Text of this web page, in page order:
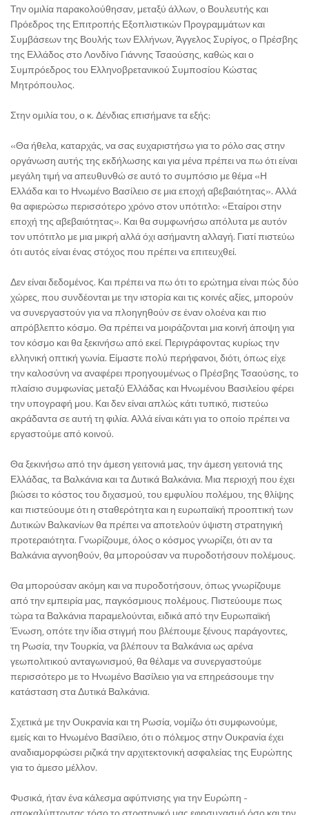
Την ομιλία παρακολούθησαν, μεταξύ άλλων, ο Βουλευτής και
Πρόεδρος της Επιτροπής Εξοπλιστικών Προγραμμάτων και
Συμβάσεων της Βουλής των Ελλήνων, Άγγελος Συρίγος, ο Πρέσβης
της Ελλάδος στο Λονδίνο Γιάννης Τσαούσης, καθώς και ο
Συμπρόεδρος του Ελληνοβρετανικού Συμποσίου Κώστας
Μητρόπουλος.
Στην ομιλία του, ο κ. Δένδιας επισήμανε τα εξής:
«Θα ήθελα, καταρχάς, να σας ευχαριστήσω για το ρόλο σας στην
οργάνωση αυτής της εκδήλωσης και για μένα πρέπει να πω ότι είναι
μεγάλη τιμή να απευθυνθώ σε αυτό το συμπόσιο με θέμα «Η
Ελλάδα και το Ηνωμένο Βασίλειο σε μια εποχή αβεβαιότητας». Αλλά
θα αφιερώσω περισσότερο χρόνο στον υπότιτλο: «Εταίροι στην
εποχή της αβεβαιότητας». Και θα συμφωνήσω απόλυτα με αυτόν
τον υπότιτλο με μια μικρή αλλά όχι ασήμαντη αλλαγή. Γιατί πιστεύω
ότι αυτός είναι ένας στόχος που πρέπει να επιτευχθεί.
Δεν είναι δεδομένος. Και πρέπει να πω ότι το ερώτημα είναι πώς δύο
χώρες, που συνδέονται με την ιστορία και τις κοινές αξίες, μπορούν
να συνεργαστούν για να πλοηγηθούν σε έναν ολοένα και πιο
απρόβλεπτο κόσμο. Θα πρέπει να μοιράζονται μια κοινή άποψη για
τον κόσμο και θα ξεκινήσω από εκεί. Περιγράφοντας κυρίως την
ελληνική οπτική γωνία. Είμαστε πολύ περήφανοι, διότι, όπως είχε
την καλοσύνη να αναφέρει προηγουμένως ο Πρέσβης Τσαούσης, το
πλαίσιο συμφωνίας μεταξύ Ελλάδας και Ηνωμένου Βασιλείου φέρει
την υπογραφή μου. Και δεν είναι απλώς κάτι τυπικό, πιστεύω
ακράδαντα σε αυτή τη φιλία. Αλλά είναι κάτι για το οποίο πρέπει να
εργαστούμε από κοινού.
Θα ξεκινήσω από την άμεση γειτονιά μας, την άμεση γειτονιά της
Ελλάδας, τα Βαλκάνια και τα Δυτικά Βαλκάνια. Μια περιοχή που έχει
βιώσει το κόστος του διχασμού, του εμφυλίου πολέμου, της θλίψης
και πιστεύουμε ότι η σταθερότητα και η ευρωπαϊκή προοπτική των
Δυτικών Βαλκανίων θα πρέπει να αποτελούν ύψιστη στρατηγική
προτεραιότητα. Γνωρίζουμε, όλος ο κόσμος γνωρίζει, ότι αν τα
Βαλκάνια αγνοηθούν, θα μπορούσαν να πυροδοτήσουν πολέμους.
Θα μπορούσαν ακόμη και να πυροδοτήσουν, όπως γνωρίζουμε
από την εμπειρία μας, παγκόσμιους πολέμους. Πιστεύουμε πως
τώρα τα Βαλκάνια παραμελούνται, ειδικά από την Ευρωπαϊκή
Ένωση, οπότε την ίδια στιγμή που βλέπουμε ξένους παράγοντες,
τη Ρωσία, την Τουρκία, να βλέπουν τα Βαλκάνια ως αρένα
γεωπολιτικού ανταγωνισμού, θα θέλαμε να συνεργαστούμε
περισσότερο με το Ηνωμένο Βασίλειο για να επηρεάσουμε την
κατάσταση στα Δυτικά Βαλκάνια.
Σχετικά με την Ουκρανία και τη Ρωσία, νομίζω ότι συμφωνούμε,
εμείς και το Ηνωμένο Βασίλειο, ότι ο πόλεμος στην Ουκρανία έχει
αναδιαμορφώσει ριζικά την αρχιτεκτονική ασφαλείας της Ευρώπης
για το άμεσο μέλλον.
Φυσικά, ήταν ένα κάλεσμα αφύπνισης για την Ευρώπη -